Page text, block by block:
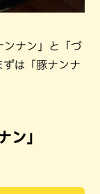
ンナン」と「づ
は「豚ナンナ
ン」